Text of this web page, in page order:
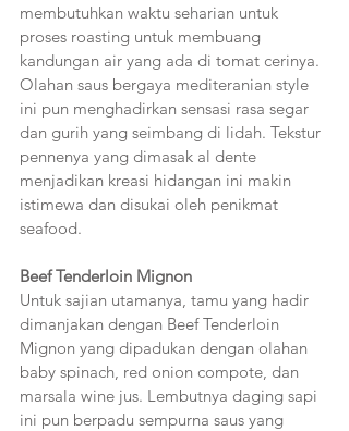
membutuhkan waktu seharian untuk
proses roasting untuk membuang
kandungan air yang ada di tomat cerinya.
Olahan saus bergaya mediteranian style
ini pun menghadirkan sensasi rasa segar
dan gurih yang seimbang di lidah. Tekstur
pennenya yang dimasak al dente
menjadikan kreasi hidangan ini makin
istimewa dan disukai oleh penikmat
seafood.
Beef Tenderloin Mignon
Untuk sajian utamanya, tamu yang hadir
dimanjakan dengan Beef Tenderloin
Mignon yang dipadukan dengan olahan
baby spinach, red onion compote, dan
marsala wine jus. Lembutnya daging sapi
ini pun berpadu sempurna saus yang